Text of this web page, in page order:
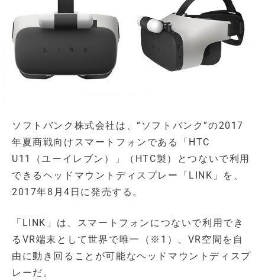
ソフトバンク株式会社は、“ソフトバンク”の2017
年夏商戦向けスマートフォンである「HTC
U11（ユーイレブン）」（HTC製）とつないで利用
できるヘッドマウントディスプレー「LINK」を、
2017年8月4日に発売する。
「LINK」は、スマートフォンにつないで利用でき
るVR端末として世界で唯一（※1）、VR空間を自
由に動き回ることが可能なヘッドマウントディスプ
レーだ。